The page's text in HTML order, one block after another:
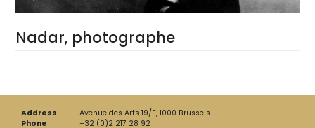
Nadar, photographe
Address
Avenue des Arts 19/F, 1000 Brussels
Phone
+32 (0)2 217 28 92